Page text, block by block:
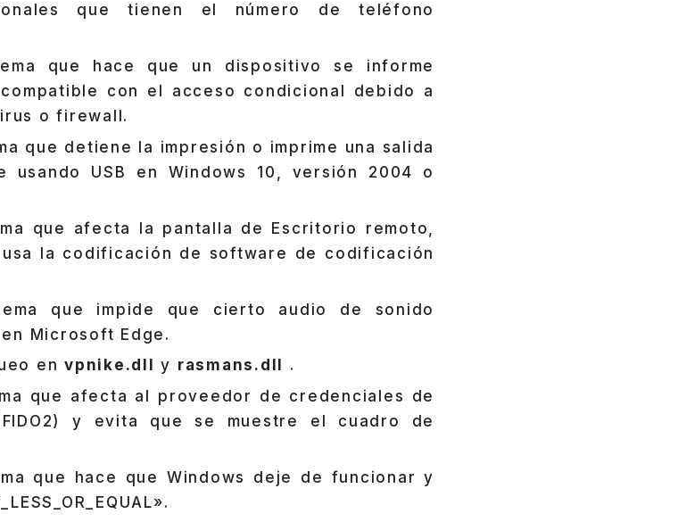
que tienen el número de teléfono
que hace que un dispositivo se informe
con el acceso condicional debido a
o firewall.
que detiene la impresión o imprime una salida
usando USB en Windows 10, versión 2004 o
que afecta la pantalla de Escritorio remoto,
la codificación de software de codificación
que impide que cierto audio de sonido
Microsoft Edge.
en vpnike.dll y rasmans.dll
.
que afecta al proveedor de credenciales de
y evita que se muestre el cuadro de
que hace que Windows deje de funcionar y